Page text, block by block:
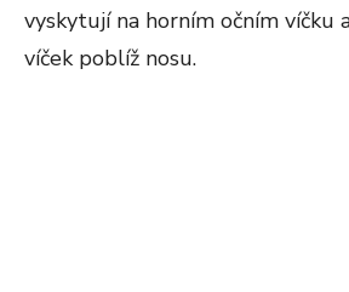
vyskytují na horním očním víčku
víček poblíž nosu.